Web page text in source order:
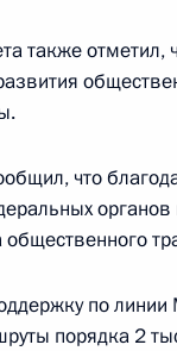
по развитию
платформ
провела
также
что
по
порядка 2